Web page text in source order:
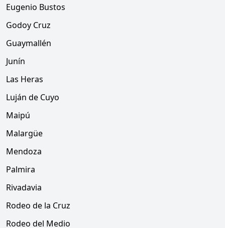
Eugenio Bustos
Godoy Cruz
Guaymallén
Junín
Las Heras
Luján de Cuyo
Maipú
Malargüe
Mendoza
Palmira
Rivadavia
Rodeo de la Cruz
Rodeo del Medio